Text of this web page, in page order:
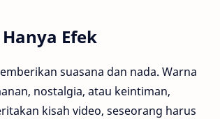
Efek
suasana dan nada. Warna
nostalgia, atau keintiman,
kisah video, seseorang harus